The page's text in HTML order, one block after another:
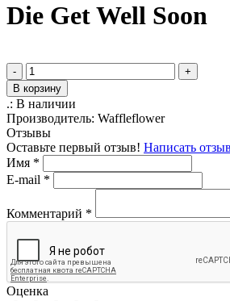
Die Get Well Soon
-
+
В корзину
.: В наличии
Производитель: Waffleflower
Отзывы
Оставьте первый отзыв! Написать отзыв
Имя *
E-mail *
Комментарий *
Оценка